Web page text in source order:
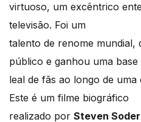
virtuoso, um excêntrico
televisão. Foi um
talento de renome mundial,
público e ganhou uma base
leal de fãs ao longo de
Este é um filme biográfico
realizado por Steven